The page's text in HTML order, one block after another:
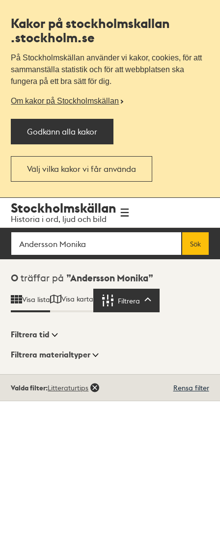
Kakor på stockholmskallan
.stockholm.se
På Stockholmskällan använder vi kakor, cookies, för att
sammanställa statistik och för att webbplatsen ska
fungera på ett bra sätt för dig.
Om kakor på Stockholmskällan
Godkänn alla kakor
Välj vilka kakor vi får använda
navigationen
huvudinnehållet
Stockholmskällan
Historia i ord, ljud och bild
Sök
Sök
Sökresultat
0 träffar på Andersson Monika
Visa lista Visa karta Filtrera
Visningsläge
Filtrera tid
Filtrera materialtyper
träffar
Valda filter:Litteraturtips Rensa filter